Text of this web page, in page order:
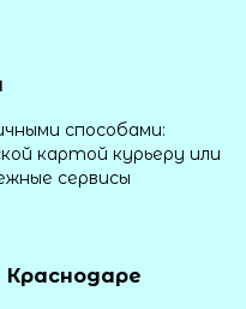
способами:
картой курьеру или
сервисы